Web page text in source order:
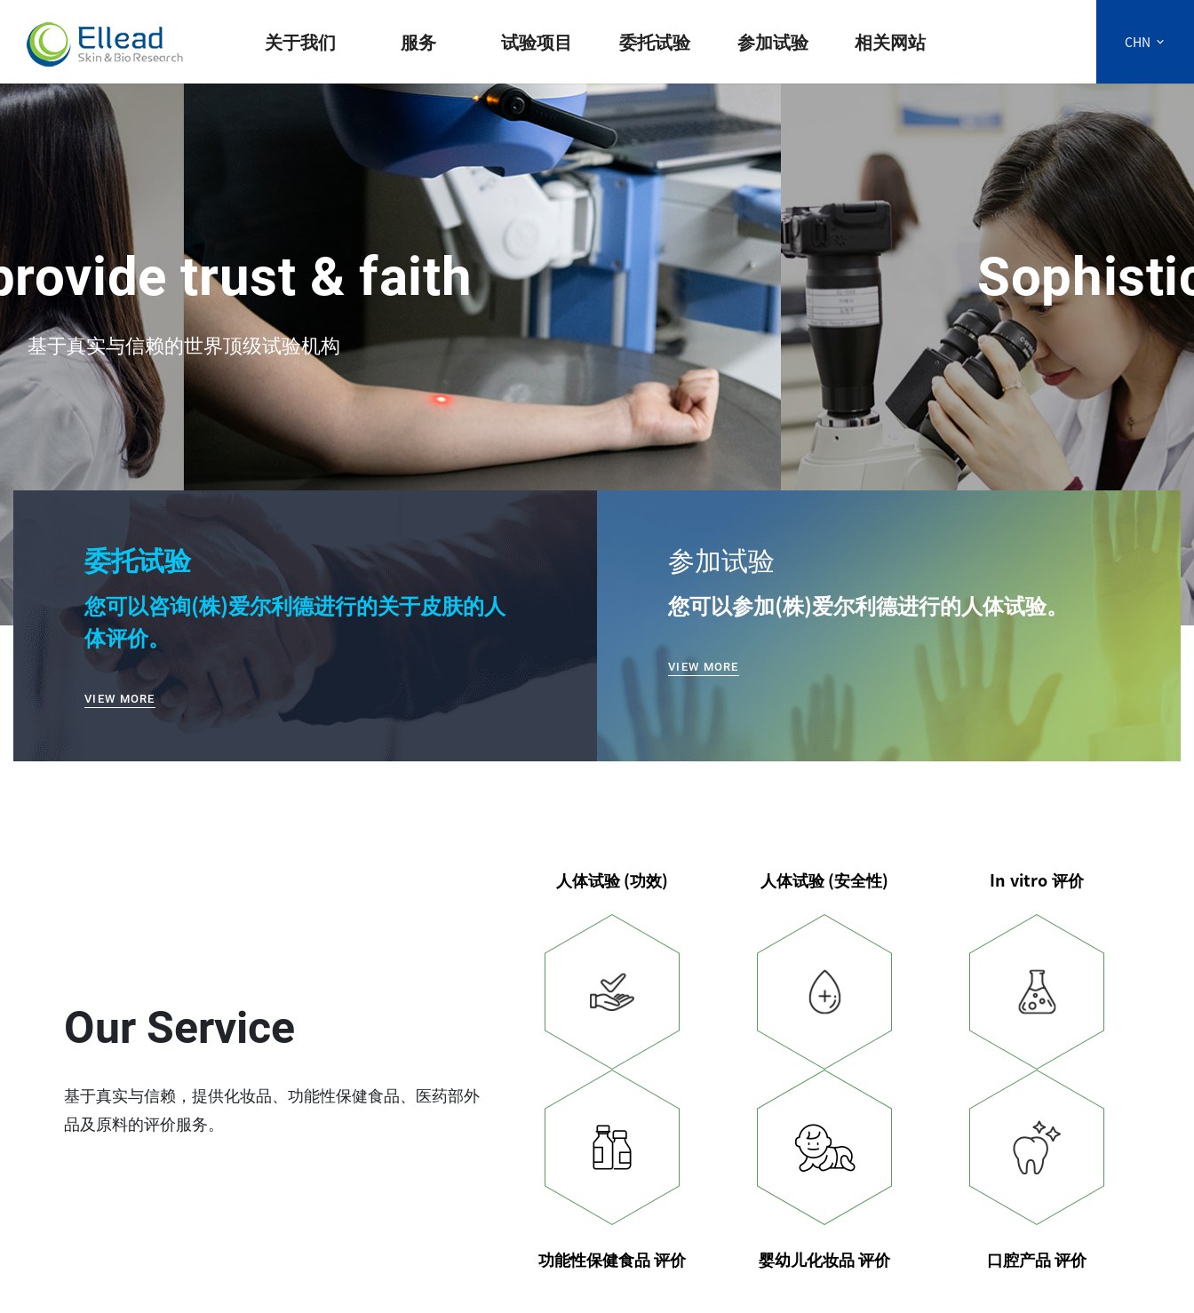
关于我们 服务 试验项目 委托试验 参加试验 相关网站 CHN
Sophistication∙Advance∙Reliance
基于真实与信赖的世界顶级试验机构
委托试验
您可以咨询(株)爱尔利德进行的关于皮肤的人
体评价。
VIEW MORE
参加试验
您可以参加(株)爱尔利德进行的人体试验。
VIEW MORE
Our Service
基于真实与信赖，提供化妆品、功能性保健食品、医药部外
品及原料的评价服务。
人体试验(功效) 人体试验(安全性) In vitro评价
功能性保健食品评价 婴幼儿化妆品评价 口腔产品评价